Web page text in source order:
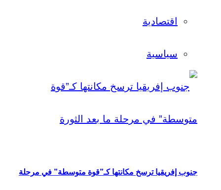
اقتصادية
سياسية
جنوب إفريقيا ترسخ مكانتها كـ”قوة متوسطة” في مرحلة